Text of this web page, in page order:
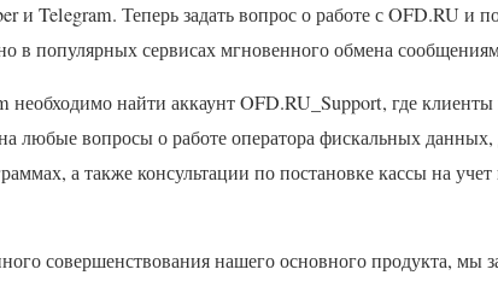
и Telegram. Теперь задать вопрос о работе сOFD.RU и
в популярных сервисах мгновенного обмена
необходимо найти аккаунтOFD.RU_Support, где
любые вопросы о работе оператора фискальных
а также консультации по постановке кассы на учет
совершенствования нашего основного продукта, мы